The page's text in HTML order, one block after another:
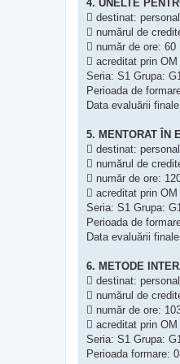
4. UNELTE
 destinat:
 numărul de
 număr de ore: 60
 acreditat prin
Seria: S1 Grupa: G1
Perioada de
Data evaluării
5. MENTORAT ÎN
 destinat:
 numărul de
 număr de ore:
 acreditat prin
Seria: S1 Grupa:
Perioada de
Data evaluării
6. METODE
 destinat:
 numărul de
 număr de ore:
 acreditat prin
Seria: S1 Grupa:
Perioada formare: